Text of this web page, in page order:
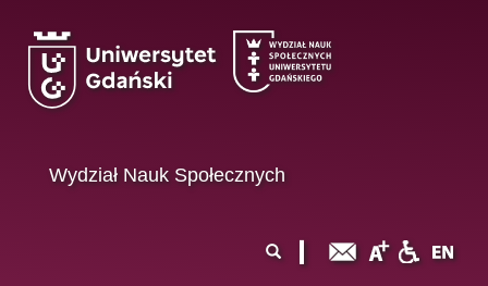
Wydział Nauk Społecznych